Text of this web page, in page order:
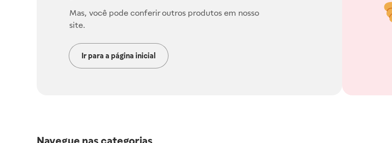
Mas, você pode conferir outros produtos em nosso
site.
Ir para a página inicial